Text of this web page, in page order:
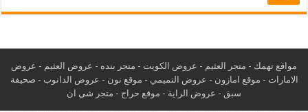
مواقع تهمك - متجر العثيم - عروض الكويت - متجر بنده - عروض العثيم - عروض
الامارات - موقع امازون - عروض التميمي - موقع نون - عروض الدانوب - صحيفة
سبق - عروض الراية - موقع حراج - متجر شي ان